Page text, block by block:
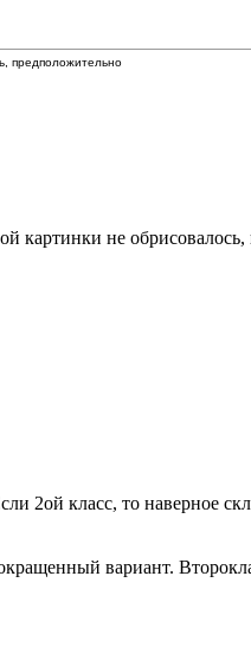
предположительно
картинки не
2ой класс, то наверное
вариант.